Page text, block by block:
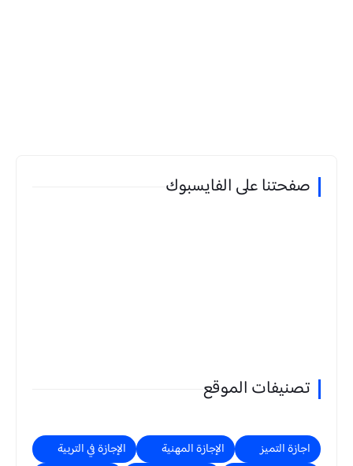
صفحتنا على الفايسبوك
تصنيفات الموقع
اجازة التميز الإجازة المهنية
الإجازة في التربية